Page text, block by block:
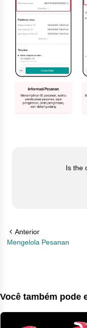
Is the
Anterior
Mengelola Pesanan
Você também pode